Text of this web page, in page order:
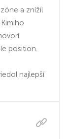
a znížil
position.
najlepší